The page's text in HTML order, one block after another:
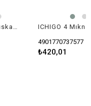
4901770737577
₺420,01